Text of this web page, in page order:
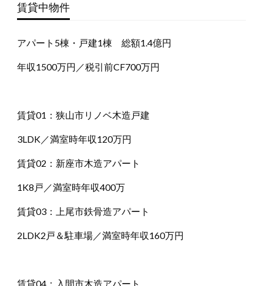
賃貸中物件
アパート5棟・戸建1棟 総額1.4億円
年収1500万円／税引前CF700万円
賃貸01：狭山市リノベ木造戸建
3LDK／満室時年収120万円
賃貸02：新座市木造アパート
1K8戸／満室時年収400万
賃貸03：上尾市鉄骨造アパート
2LDK2戸＆駐車場／満室時年収160万円
賃貸04：入間市木造アパート